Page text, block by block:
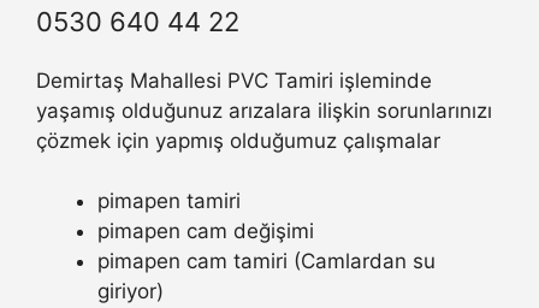
0530 640 44 22
Demirtaş Mahallesi PVC Tamiri işleminde
yaşamış olduğunuz arızalara ilişkin sorunlarınızı
çözmek için yapmış olduğumuz çalışmalar
pimapen tamiri
pimapen cam değişimi
pimapen cam tamiri (Camlardan su
giriyor)